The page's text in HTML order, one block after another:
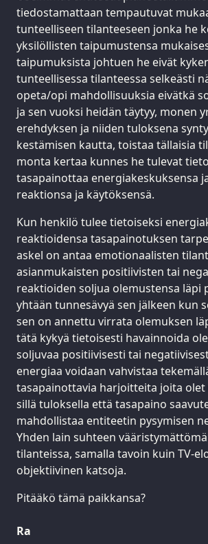
tiedostamattaan tempautuvat
tunteelliseen tilanteeseen jonka he
yksilöllisten taipumustensa
taipumuksista johtuen he eivät
tunteellisessa tilanteessa selkeästi
opeta/opi mahdollisuuksia eivätkä
ja sen vuoksi heidän täytyy, monen
erehdyksen ja niiden tuloksena
kestämisen kautta, toistaa tällaisia
monta kertaa kunnes he tulevat
tasapainottaa energiakeskuksensa
reaktionsa ja käytöksensä.
Kun henkilö tulee tietoiseksi
reaktioidensa tasapainotuksen
askel on antaa emotionaalisten
asianmukaisten positiivisten tai
reaktioiden soljua olemustensa läpi
yhtään tunnesävyä sen jälkeen kun
sen on annettu virrata olemuksen
tätä kykyä tietoisesti havainnoida
soljuvaa positiivisesti tai
energiaa voidaan vahvistaa
tasapainottavia harjoitteita joita olet
sillä tuloksella että tasapaino
mahdollistaa entiteetin pysymisen
Yhden lain suhteen
tilanteissa, samalla tavoin kuin TV-
objektiivinen katsoja.
Pitääkö tämä paikkansa?
Ra